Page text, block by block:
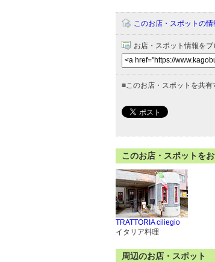
このお店・スポットの
お店・スポット情報をブ
■ このお店・スポットを共有
このお店・スポットを
TRATTORIA ciliegio
イタリア料理
周辺のお店・スポット